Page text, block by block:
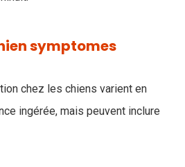
symptomes
chez les chiens varient en
ingérée, mais peuvent inclure